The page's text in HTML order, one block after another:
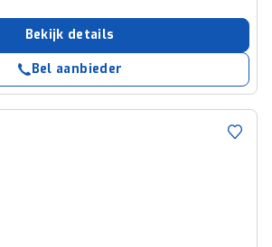
Bekijk details
Bel aanbieder